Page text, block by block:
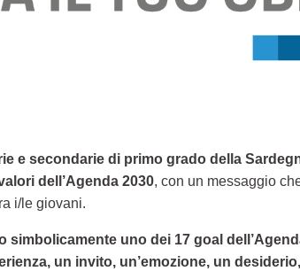
e secondarie di primo grado della
dell’Agenda 2030, con un messaggio
i/le giovani.
simbolicamente uno dei 17 goal
un invito, un’emozione, un